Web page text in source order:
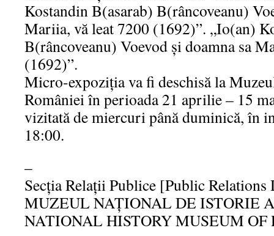
Kostandin B(asarab) B(râncoveanu)
Mariia, vă leat 7200 (1692)”. „Io(an)
B(râncoveanu) Voevod și doamna sa
(1692)”.
Micro-expoziţia va fi deschisă la
României în perioada 21 aprilie – 15
vizitată de miercuri până duminică, în
18:00.
–
Secţia Relaţii Publice [Public Relations
MUZEUL NAŢIONAL DE ISTORIE
NATIONAL HISTORY MUSEUM